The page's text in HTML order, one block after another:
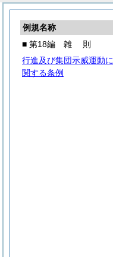
例規名称
■ 第18編 雑 則
行進及び集団示威運動に
関する条例